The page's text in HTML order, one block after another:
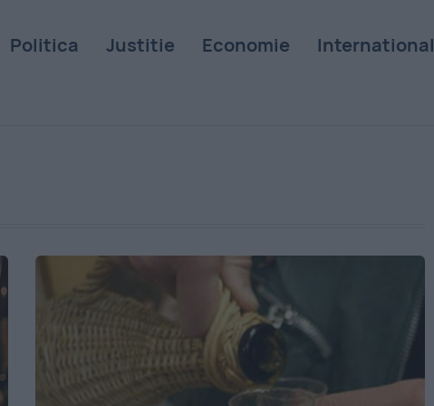
Politica Justitie Economie International